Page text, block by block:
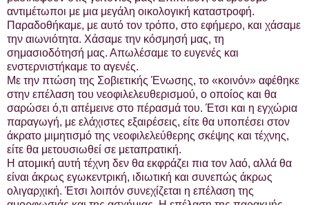
αντιμέτωποι με μια μεγάλη οικολογική καταστροφή.
Παραδοθήκαμε, με αυτό τον τρόπο, στο εφήμερο, και χάσαμε
την αιωνιότητα. Χάσαμε την κόσμησή μας, τη
σημασιοδότησή μας. Απωλέσαμε το ευγενές και
ενστερνιστήκαμε το αγενές.
Με την πτώση της Σοβιετικής Ένωσης, το «κοινόν» αφέθηκε
στην επέλαση του νεοφιλελευθερισμού, ο οποίος και θα
σαρώσει ό,τι απέμεινε στο πέρασμά του. Έτσι και η εγχώρια
παραγωγή, με ελάχιστες εξαιρέσεις, είτε θα υποπέσει στον
άκρατο μιμητισμό της νεοφιλελεύθερης σκέψης και τέχνης,
είτε θα μετουσιωθεί σε μεταπρατική.
Η ατομική αυτή τέχνη δεν θα εκφράζει πια τον λαό, αλλά θα
είναι άκρως εγωκεντρική, ιδιωτική και συνεπώς άκρως
ολιγαρχική. Έτσι λοιπόν συνεχίζεται η επέλαση της